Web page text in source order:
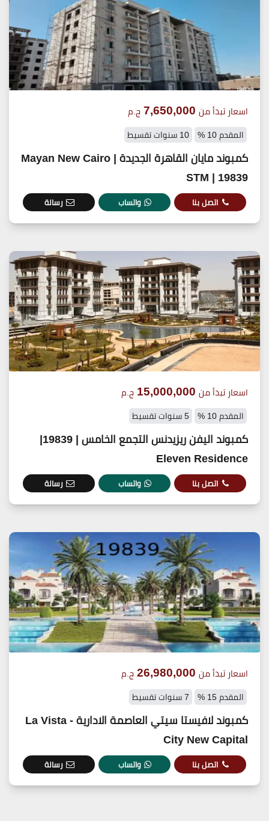
اسعار تبدأ من 7,650,000 ج.م
المقدم 10 % 10 سنوات تقسيط
كمبوند مايان القاهرة الجديدة | Mayan New Cairo
STM | 19839
اتصل بنا واتساب رسالة
اسعار تبدأ من 15,000,000 ج.م
المقدم 10 % 5 سنوات تقسيط
كمبوند اليفن ريزيدنس التجمع الخامس | 19839|
Eleven Residence
اتصل بنا واتساب رسالة
اسعار تبدأ من 26,980,000 ج.م
المقدم 15 % 7 سنوات تقسيط
كمبوند لافيستا سيتي العاصمة الادارية - La Vista
City New Capital
اتصل بنا واتساب رسالة